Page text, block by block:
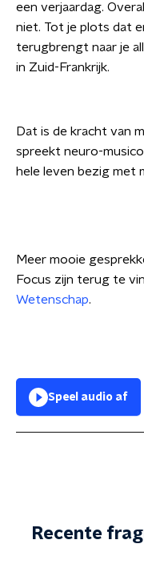
een verjaardag.
niet. Tot je plots dat
terugbrengt naar je
in Zuid-Frankrijk.
Dat is de kracht van
spreekt neuro-
hele leven bezig met
Meer mooie
Focus zijn terug te
Wetenschap.
Speel audio af
Recente